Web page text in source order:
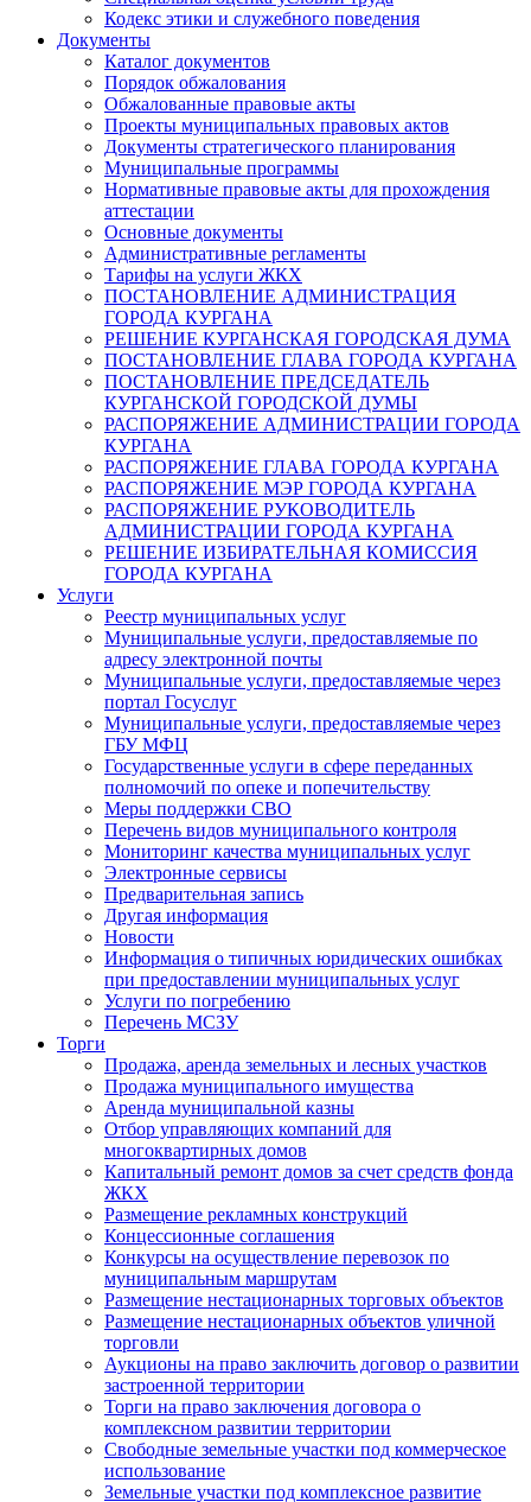
Кодекс этики и служебного поведения
Документы
Каталог документов
Порядок обжалования
Обжалованные правовые акты
Проекты муниципальных правовых актов
Документы стратегического планирования
Муниципальные программы
Нормативные правовые акты для прохождения
аттестации
Основные документы
Административные регламенты
Тарифы на услуги ЖКХ
ПОСТАНОВЛЕНИЕ АДМИНИСТРАЦИЯ
ГОРОДА КУРГАНА
РЕШЕНИЕ КУРГАНСКАЯ ГОРОДСКАЯ ДУМА
ПОСТАНОВЛЕНИЕ ГЛАВА ГОРОДА КУРГАНА
ПОСТАНОВЛЕНИЕ ПРЕДСЕДАТЕЛЬ
КУРГАНСКОЙ ГОРОДСКОЙ ДУМЫ
РАСПОРЯЖЕНИЕ АДМИНИСТРАЦИИ ГОРОДА
КУРГАНА
РАСПОРЯЖЕНИЕ ГЛАВА ГОРОДА КУРГАНА
РАСПОРЯЖЕНИЕ МЭР ГОРОДА КУРГАНА
РАСПОРЯЖЕНИЕ РУКОВОДИТЕЛЬ
АДМИНИСТРАЦИИ ГОРОДА КУРГАНА
РЕШЕНИЕ ИЗБИРАТЕЛЬНАЯ КОМИССИЯ
ГОРОДА КУРГАНА
Услуги
Реестр муниципальных услуг
Муниципальные услуги, предоставляемые по
адресу электронной почты
Муниципальные услуги, предоставляемые через
портал Госуслуг
Муниципальные услуги, предоставляемые через
ГБУ МФЦ
Государственные услуги в сфере переданных
полномочий по опеке и попечительству
Меры поддержки СВО
Перечень видов муниципального контроля
Мониторинг качества муниципальных услуг
Электронные сервисы
Предварительная запись
Другая информация
Новости
Информация о типичных юридических ошибках
при предоставлении муниципальных услуг
Услуги по погребению
Перечень МСЗУ
Торги
Продажа, аренда земельных и лесных участков
Продажа муниципального имущества
Аренда муниципальной казны
Отбор управляющих компаний для
многоквартирных домов
Капитальный ремонт домов за счет средств фонда
ЖКХ
Размещение рекламных конструкций
Концессионные соглашения
Конкурсы на осуществление перевозок по
муниципальным маршрутам
Размещение нестационарных торговых объектов
Размещение нестационарных объектов уличной
торговли
Аукционы на право заключить договор о развитии
застроенной территории
Торги на право заключения договора о
комплексном развитии территории
Свободные земельные участки под коммерческое
использование
Земельные участки под комплексное развитие